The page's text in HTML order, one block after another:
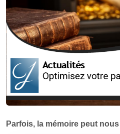
Parfois, la mémoire peut